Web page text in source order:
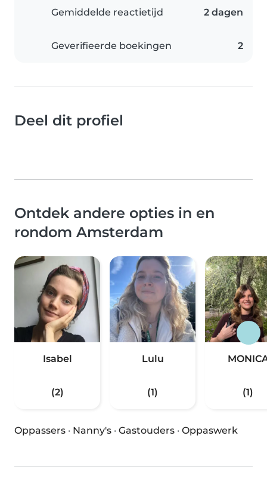
Gemiddelde reactietijd 2 dagen
Geverifieerde boekingen 2
Deel dit profiel
Ontdek andere opties in en
rondom Amsterdam
Isabel
(2)
Lulu
(1) (1)
Oppassers · Nanny's · Gastouders · Oppaswerk